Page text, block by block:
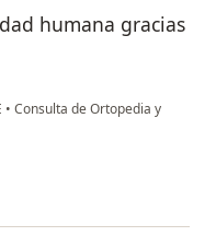
humana gracias
• Consulta de Ortopedia y